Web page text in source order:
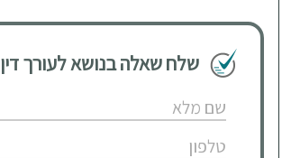
שלח שאלה בנושא לעורך דין